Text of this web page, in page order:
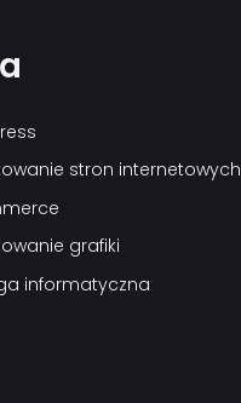
stron internetowych
grafiki
informatyczna